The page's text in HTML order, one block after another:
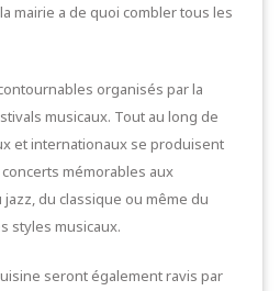
mairie a de quoi combler tous les
organisés par la
musicaux. Tout au long de
et internationaux se produisent
mémorables aux
du classique ou même du
styles musicaux.
seront également ravis par